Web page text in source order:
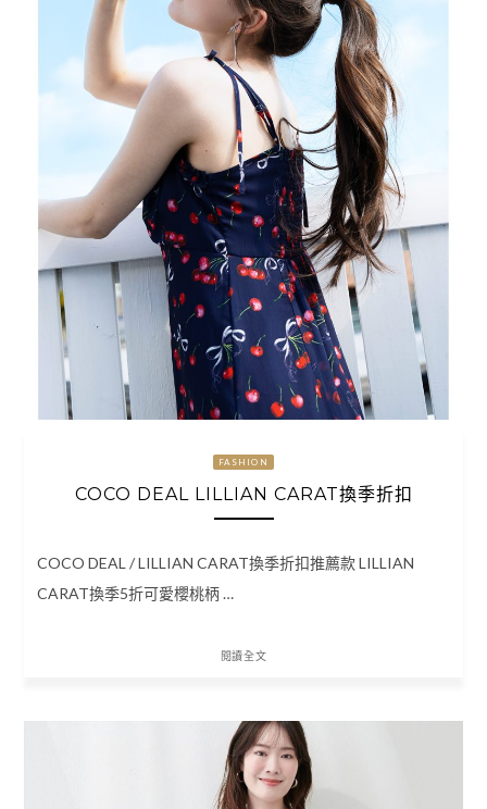
FASHION
COCO DEAL LILLIAN CARAT換季折扣
COCO DEAL / LILLIAN CARAT換季折扣推薦款 LILLIAN
CARAT換季5折可愛櫻桃柄 …
閱讀全文